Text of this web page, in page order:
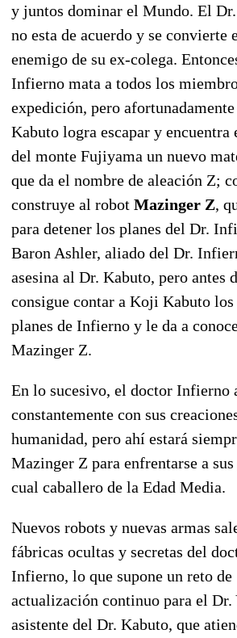
y juntos dominar el Mundo. El
no esta de acuerdo y se convierte
enemigo de su ex-colega.
Infierno mata a todos los
expedición, pero
Kabuto logra escapar y encuentra
del monte Fujiyama un nuevo
que da el nombre de aleación Z;
construye al robot Mazinger Z,
para detener los planes del Dr.
Baron Ashler, aliado del Dr.
asesina al Dr. Kabuto, pero antes
consigue contar a Koji Kabuto los
planes de Infierno y le da a
Mazinger Z.
En lo sucesivo, el doctor Infierno
constantemente con sus
humanidad, pero ahí estará
Mazinger Z para enfrentarse a sus
cual caballero de la Edad Media.
Nuevos robots y nuevas armas
fábricas ocultas y secretas del
Infierno, lo que supone un reto de
actualización continuo para el Dr.
asistente del Dr. Kabuto, que